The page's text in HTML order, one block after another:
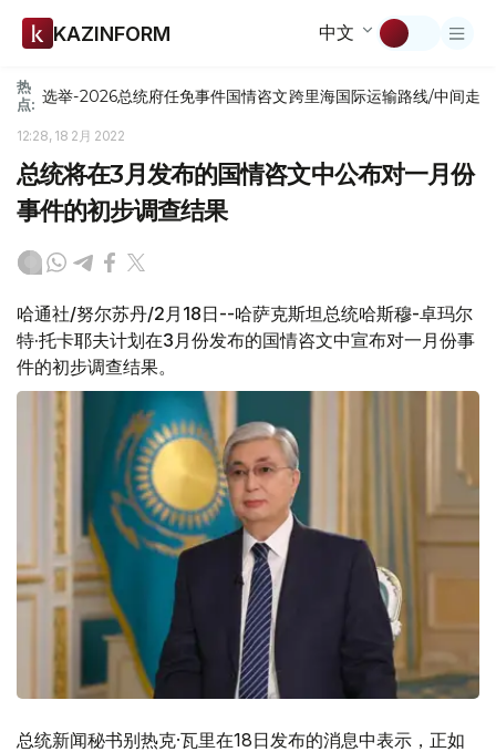
KAZINFORM 中文
热
点: 选举-2026总统府任免事件国情咨文跨里海国际运输路线/中间走廊
12:28, 18 2月 2022
总统将在3月发布的国情咨文中公布对一月份
事件的初步调查结果
哈通社/努尔苏丹/2月18日--哈萨克斯坦总统哈斯穆-卓玛尔
特·托卡耶夫计划在3月份发布的国情咨文中宣布对一月份事
件的初步调查结果。
总统新闻秘书别热克·瓦里在18日发布的消息中表示，正如